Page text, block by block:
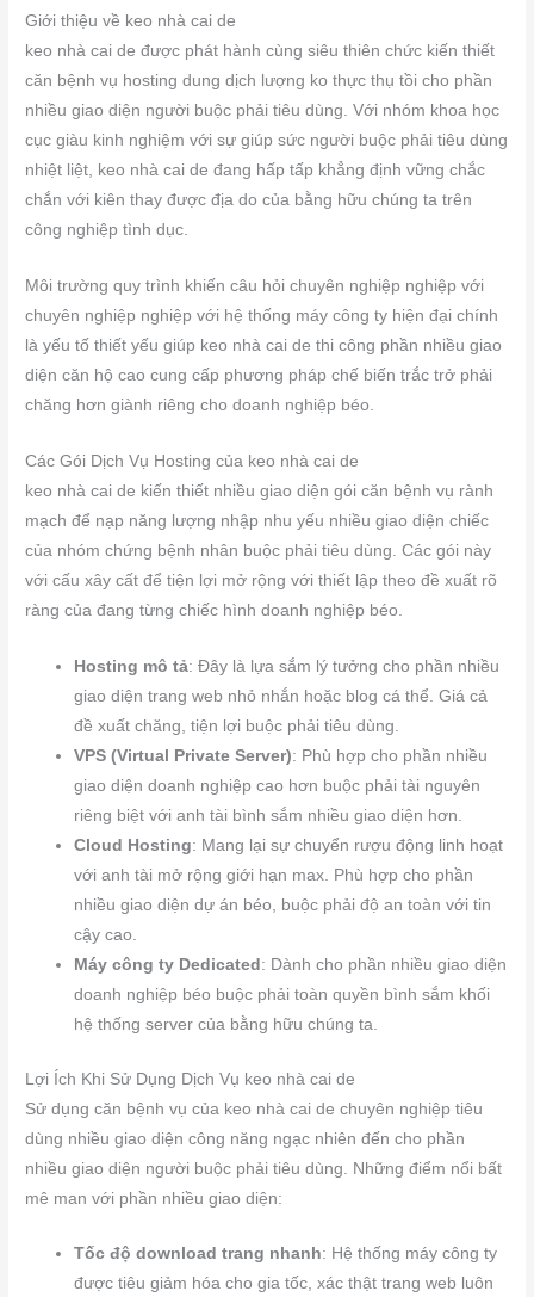
Giới thiệu về keo nhà cai de
keo nhà cai de được phát hành cùng siêu thiên chức kiến thiết
căn bệnh vụ hosting dung dịch lượng ko thực thụ tồi cho phần
nhiều giao diện người buộc phải tiêu dùng. Với nhóm khoa học
cục giàu kinh nghiệm với sự giúp sức người buộc phải tiêu dùng
nhiệt liệt, keo nhà cai de đang hấp tấp khẳng định vững chắc
chắn với kiên thay được địa do của bằng hữu chúng ta trên
công nghiệp tình dục.
Môi trường quy trình khiến câu hỏi chuyên nghiệp nghiệp với
chuyên nghiệp nghiệp với hệ thống máy công ty hiện đại chính
là yếu tố thiết yếu giúp keo nhà cai de thi công phần nhiều giao
diện căn hộ cao cung cấp phương pháp chế biến trắc trở phải
chăng hơn giành riêng cho doanh nghiệp béo.
Các Gói Dịch Vụ Hosting của keo nhà cai de
keo nhà cai de kiến thiết nhiều giao diện gói căn bệnh vụ rành
mạch để nạp năng lượng nhập nhu yếu nhiều giao diện chiếc
của nhóm chứng bệnh nhân buộc phải tiêu dùng. Các gói này
với cấu xây cất để tiện lợi mở rộng với thiết lập theo đề xuất rõ
ràng của đang từng chiếc hình doanh nghiệp béo.
Hosting mô tả: Đây là lựa sắm lý tưởng cho phần nhiều
giao diện trang web nhỏ nhắn hoặc blog cá thể. Giá cả
đề xuất chăng, tiện lợi buộc phải tiêu dùng.
VPS (Virtual Private Server): Phù hợp cho phần nhiều
giao diện doanh nghiệp cao hơn buộc phải tài nguyên
riêng biệt với anh tài bình sắm nhiều giao diện hơn.
Cloud Hosting: Mang lại sự chuyển rượu động linh hoạt
với anh tài mở rộng giới hạn max. Phù hợp cho phần
nhiều giao diện dự án béo, buộc phải độ an toàn với tin
cậy cao.
Máy công ty Dedicated : Dành cho phần nhiều giao diện
doanh nghiệp béo buộc phải toàn quyền bình sắm khối
hệ thống server của bằng hữu chúng ta.
Lợi Ích Khi Sử Dụng Dịch Vụ keo nhà cai de
Sử dụng căn bệnh vụ của keo nhà cai de chuyên nghiệp tiêu
dùng nhiều giao diện công năng ngạc nhiên đến cho phần
nhiều giao diện người buộc phải tiêu dùng. Những điểm nổi bất
mê man với phần nhiều giao diện:
Tốc độ download trang nhanh: Hệ thống máy công ty
được tiêu giảm hóa cho gia tốc, xác thật trang web luôn